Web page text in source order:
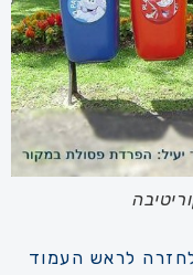
לראש העמוד